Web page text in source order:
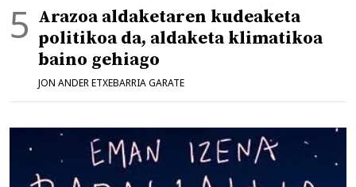
Arazoa aldaketaren kudeaketa
politikoa da, aldaketa klimatikoa
baino gehiago
JON ANDER ETXEBARRIA GARATE